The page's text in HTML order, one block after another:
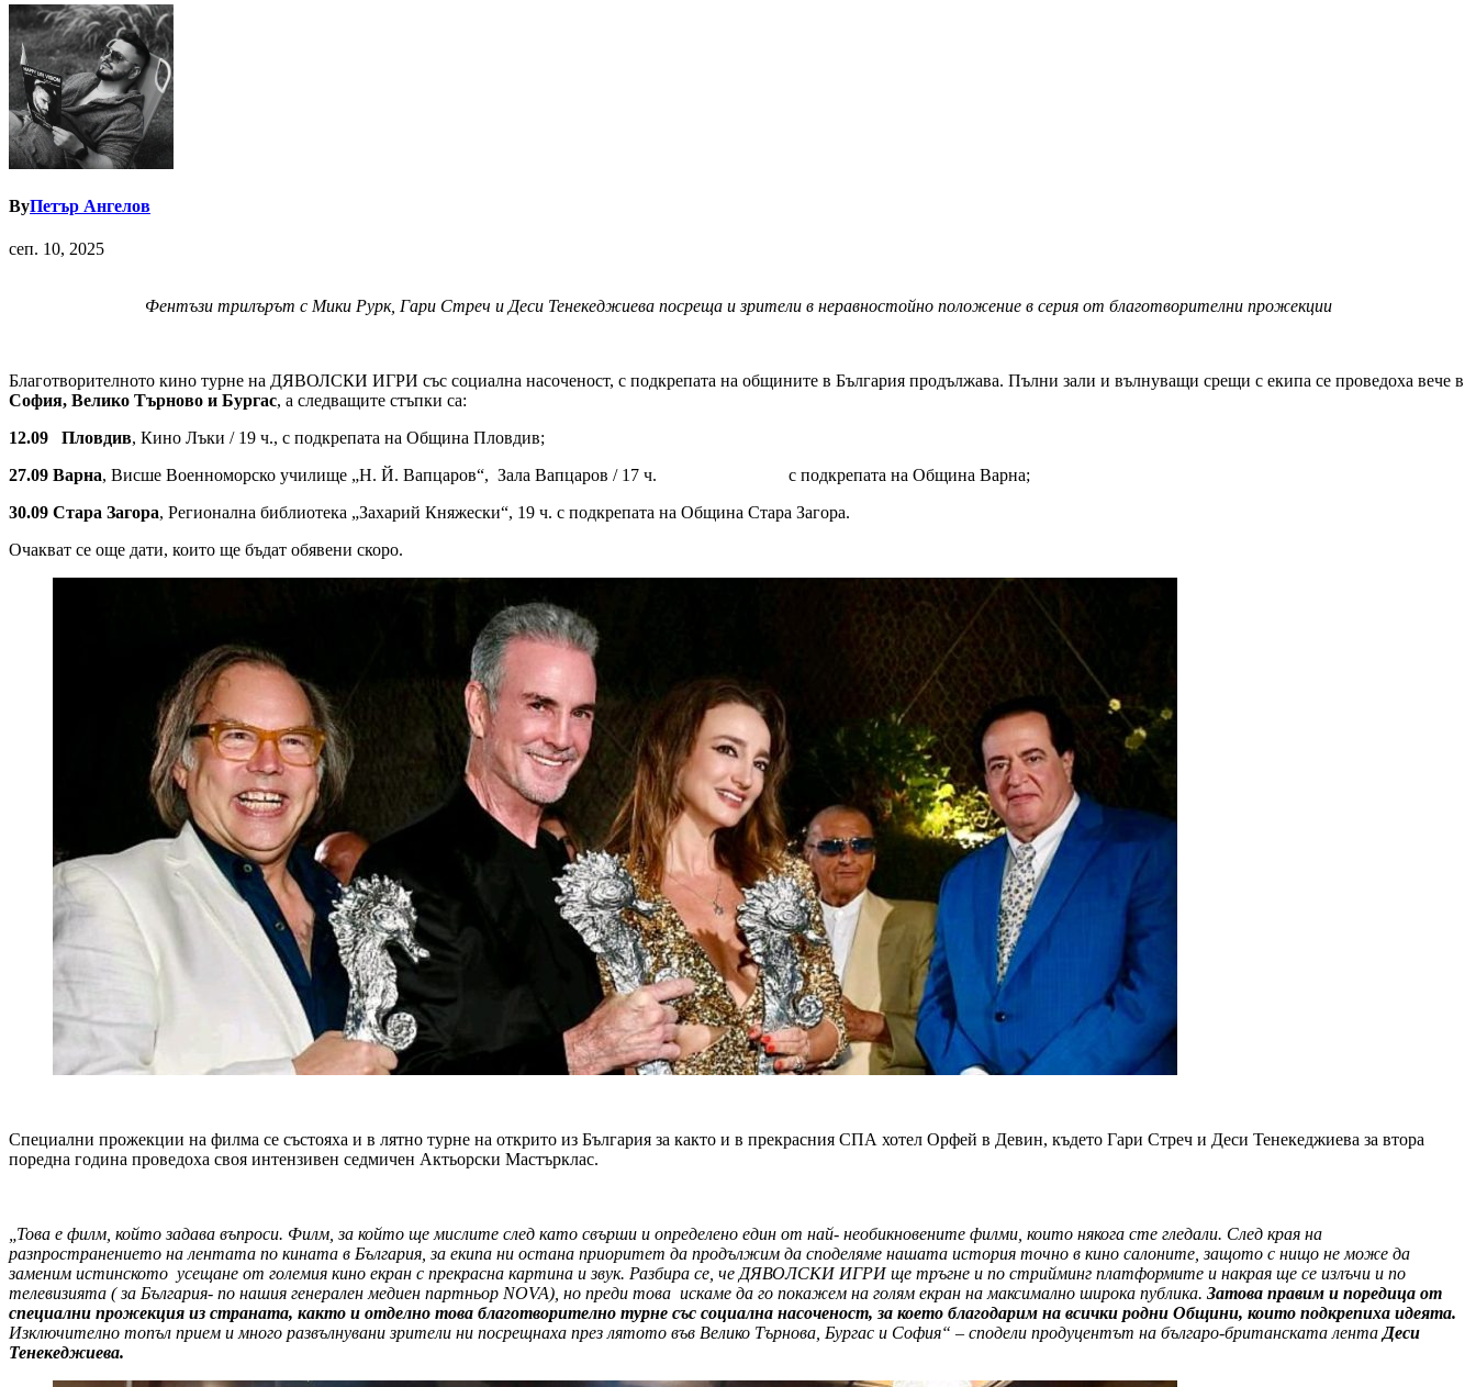
ByПетър Ангелов
сеп. 10, 2025
Фентъзи трилърът с Мики Рурк, Гари Стреч и Деси Тенекеджиева посреща и зрители в неравностойно положение в серия от благотворителни прожекции
Благотворителното кино турне на ДЯВОЛСКИ ИГРИ със социална насоченост, с подкрепата на общините в България продължава. Пълни зали и вълнуващи срещи с екипа се проведоха вече в
София, Велико Търново и Бургас, а следващите стъпки са:
12.09 Пловдив, Кино Лъки / 19 ч., с подкрепата на Община Пловдив;
27.09 Варна, Висше Военноморско училище „Н. Й. Вапцаров“, Зала Вапцаров / 17 ч. с подкрепата на Община Варна;
30.09 Стара Загора, Регионална библиотека „Захарий Княжески“, 19 ч. с подкрепата на Община Стара Загора.
Очакват се още дати, които ще бъдат обявени скоро.
Специални прожекции на филма се състояха и в лятно турне на открито из България за както и в прекрасния СПА хотел Орфей в Девин, където Гари Стреч и Деси Тенекеджиева за втора
поредна година проведоха своя интензивен седмичен Актьорски Мастърклас.
„Това е филм, който задава въпроси. Филм, за който ще мислите след като свърши и определено един от най- необикновените филми, които някога сте гледали. След края на
разпространението на лентата по кината в България, за екипа ни остана приоритет да продължим да споделяме нашата история точно в кино салоните, защото с нищо не може да
заменим истинското усещане от големия кино екран с прекрасна картина и звук. Разбира се, че ДЯВОЛСКИ ИГРИ ще тръгне и по стрийминг платформите и накрая ще се излъчи и по
телевизията ( за България- по нашия генерален медиен партньор NOVA), но преди това искаме да го покажем на голям екран на максимално широка публика. Затова правим и поредица от
специални прожекция из страната, както и отделно това благотворително турне със социална насоченост, за което благодарим на всички родни Общини, които подкрепиха идеята.
Изключително топъл прием и много развълнувани зрители ни посрещнаха през лятото във Велико Търнова, Бургас и София“ – сподели продуцентът на българо-британската лентаДеси
Тенекеджиева.